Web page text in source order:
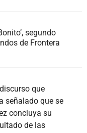
segundo
de Frontera
que
señalado que se
concluya su
de las